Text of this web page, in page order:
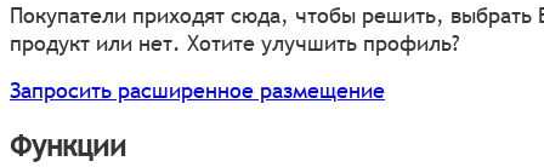
Покупатели приходят сюда, чтобы решить, выбрать
продукт или нет. Хотите улучшить профиль?
Запросить расширенное размещение
Функции